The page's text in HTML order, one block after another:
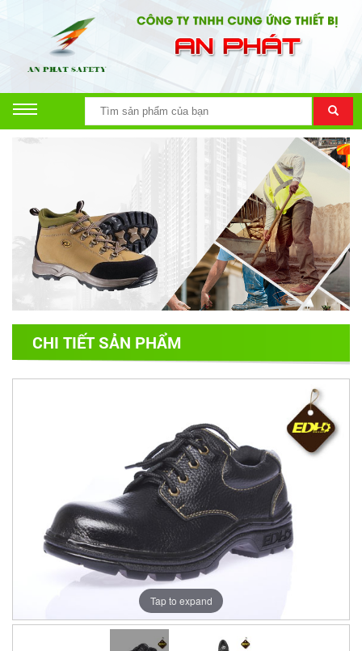
CHI TIẾT SẢN PHẨM
Tap to expand